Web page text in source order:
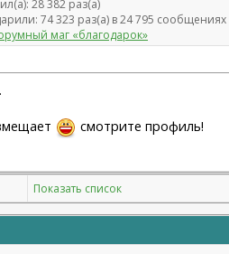
28 382 раз(а)
74 323 раз(а) в 24 795 сообщениях
маг «благодарок»
смотрите профиль!
Показать список